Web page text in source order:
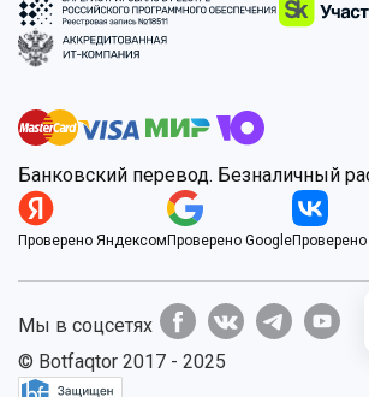
Банковский перевод. Безналичный
Проверено Яндексом Проверено GoogleПроверено
© Botfaqtor 2017 - 2025
Мы в соцсетях